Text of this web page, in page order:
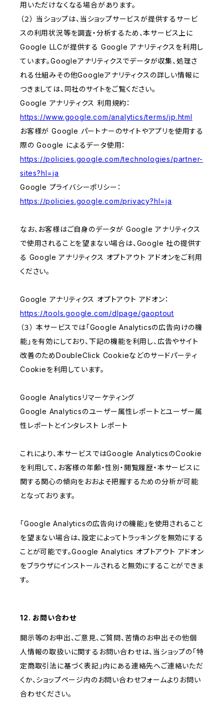
用いただけなくなる場合があります。
（２） 当ショップは、当ショップサービスが提供するサービ
スの利用状況等を調査・分析するため、本サービス上に
Google LLCが提供する Google アナリティクスを利用し
ています。Googleアナリティクスでデータが収集、処理さ
れる仕組みその他Googleアナリティクスの詳しい情報に
つきましては、同社のサイトをご覧ください。
Google アナリティクス 利用規約：
https://www.google.com/analytics/terms/jp.html
お客様が Google パートナーのサイトやアプリを使用する
際の Google によるデータ使用：
https://policies.google.com/technologies/partner-
sites?hl=ja
Google プライバシーポリシー：
https://policies.google.com/privacy?hl=ja
なお、お客様はご自身のデータが Google アナリティクス
で使用されることを望まない場合は、Google 社の提供す
る Google アナリティクス オプトアウト アドオンをご利用
ください。
Google アナリティクス オプトアウト アドオン：
https://tools.google.com/dlpage/gaoptout
（３） 本サービスでは「Google Analyticsの広告向けの機
能」を有効にしており、下記の機能を利用し、広告やサイト
改善のためDoubleClick Cookieなどのサードパーティ
Cookieを利用しています。
Google Analyticsリマーケティング
Google Analyticsのユーザー属性レポートとユーザー属
性レポートとインタレスト レポート
これにより、本サービスではGoogle AnalyticsのCookie
を利用して、お客様の年齢・性別・閲覧履歴・本サービスに
関する関心の傾向をおおよそ把握するための分析が可能
となっております。
「Google Analyticsの広告向けの機能」を使用されること
を望まない場合は、設定によってトラッキングを無効にする
ことが可能です。Google Analytics オプトアウト アドオン
をブラウザにインストールされると無効にすることができま
す。
12. お問い合わせ
開示等のお申出、ご意見、ご質問、苦情のお申出その他個
人情報の取扱いに関するお問い合わせは、当ショップの「特
定商取引法に基づく表記」内にある連絡先へご連絡いただ
くか、ショップページ内のお問い合わせフォームよりお問い
合わせください。